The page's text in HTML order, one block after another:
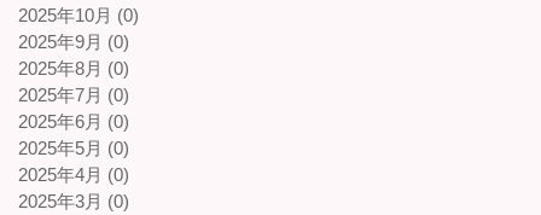
2025年10月 (0)
2025年9月 (0)
2025年8月 (0)
2025年7月 (0)
2025年6月 (0)
2025年5月 (0)
2025年4月 (0)
2025年3月 (0)